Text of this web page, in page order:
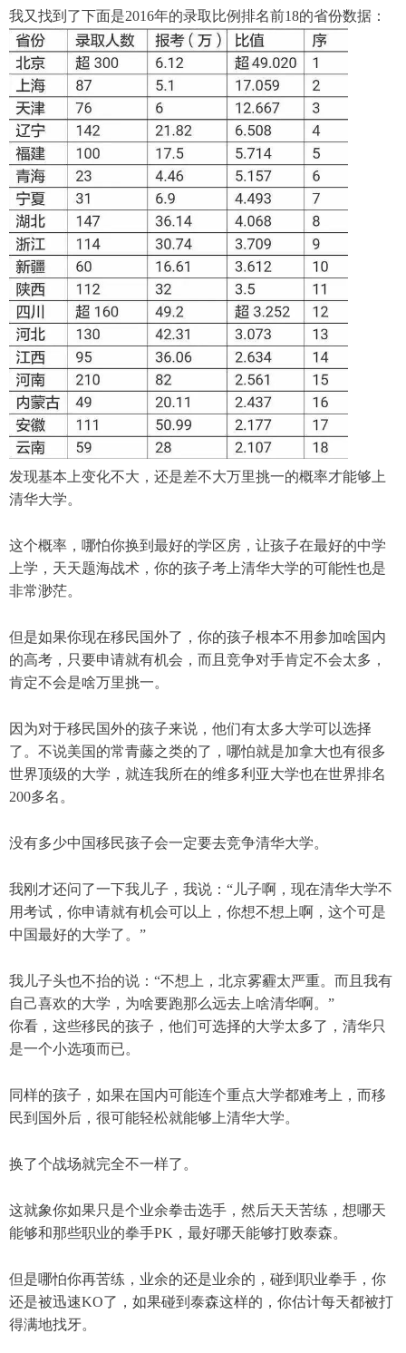
我又找到了下面是2016年的录取比例排名前18的省份数据：
发现基本上变化不大，还是差不大万里挑一的概率才能够上
清华大学。
这个概率，哪怕你换到最好的学区房，让孩子在最好的中学
上学，天天题海战术，你的孩子考上清华大学的可能性也是
非常渺茫。
但是如果你现在移民国外了，你的孩子根本不用参加啥国内
的高考，只要申请就有机会，而且竞争对手肯定不会太多，
肯定不会是啥万里挑一。
因为对于移民国外的孩子来说，他们有太多大学可以选择
了。不说美国的常青藤之类的了，哪怕就是加拿大也有很多
世界顶级的大学，就连我所在的维多利亚大学也在世界排名
200多名。
没有多少中国移民孩子会一定要去竞争清华大学。
我刚才还问了一下我儿子，我说：“儿子啊，现在清华大学不
用考试，你申请就有机会可以上，你想不想上啊，这个可是
中国最好的大学了。”
我儿子头也不抬的说：“不想上，北京雾霾太严重。而且我有
自己喜欢的大学，为啥要跑那么远去上啥清华啊。”
你看，这些移民的孩子，他们可选择的大学太多了，清华只
是一个小选项而已。
同样的孩子，如果在国内可能连个重点大学都难考上，而移
民到国外后，很可能轻松就能够上清华大学。
换了个战场就完全不一样了。
这就象你如果只是个业余拳击选手，然后天天苦练，想哪天
能够和那些职业的拳手PK，最好哪天能够打败泰森。
但是哪怕你再苦练，业余的还是业余的，碰到职业拳手，你
还是被迅速KO了，如果碰到泰森这样的，你估计每天都被打
得满地找牙。